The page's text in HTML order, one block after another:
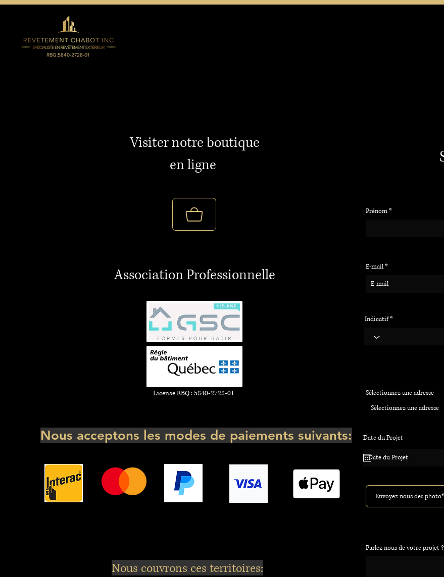
RBQ:5840-2728-01
Visiter notre boutique
en ligne
Association Professionnelle
License RBQ : 5840-2728-01
Nous acceptons les modes de paiements suivants:
Nous couvrons ces territoires:
Prénom
E-mail
Indicatif
Sélectionnez une adresse
Date du Projet
Envoyez nous des photo*
Parlez nous de votre projet ?